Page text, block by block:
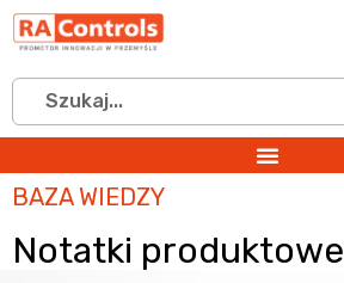
BAZA WIEDZY
Notatki produktowe